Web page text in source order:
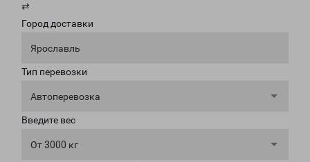
⇄
Город доставки
Ярославль
Тип перевозки
Автоперевозка
Введите вес
От 3000 кг